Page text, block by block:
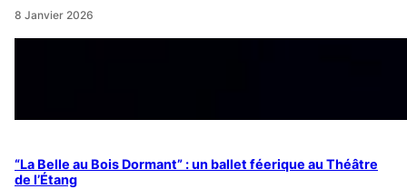
8 Janvier 2026
“La Belle au Bois Dormant” : un ballet féerique au Théâtre
de l’Étang